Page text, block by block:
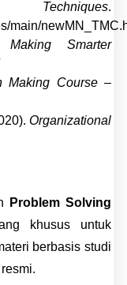
.
main/
Making Smarter
Making Course–
Organizational
Problem Solving
khusus untuk
berbasis studi